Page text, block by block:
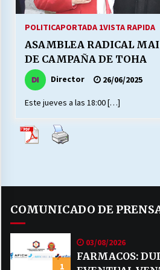
LABORAL:
13/07/2026
25/06/2026
16/06/2026
MUNICIPALIDADES,
28/05/2026
POLITICAPORTADA 1VISTA RAPIDA
ASAMBLEA RADICAL
DE CAMPAÑA DE TOHA
Director 26/06/2025
Este jueves a las 18:00 […]
COMUNICADO DE
1
03/08/2026
FARMACOS: